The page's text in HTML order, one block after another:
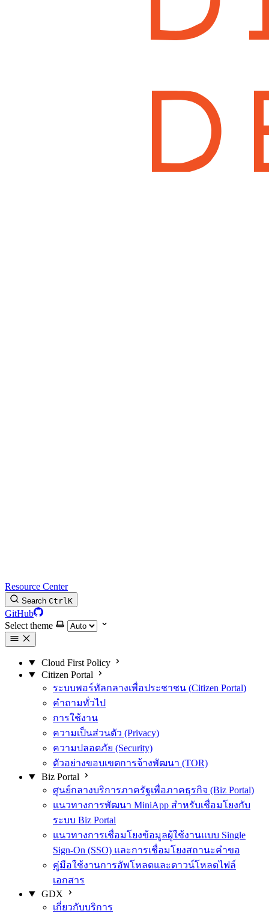
Resource Center
Search CtrlK
GitHub
Select theme
Cloud First Policy
Citizen Portal
ระบบพอร์ทัลกลางเพื่อประชาชน (Citizen Portal)
คำถามทั่วไป
การใช้งาน
ความเป็นส่วนตัว (Privacy)
ความปลอดภัย (Security)
ตัวอย่างขอบเขตการจ้างพัฒนา (TOR)
Biz Portal
ศูนย์กลางบริการภาครัฐเพื่อภาคธุรกิจ (Biz Portal)
แนวทางการพัฒนา MiniApp สำหรับเชื่อมโยงกับ
ระบบ Biz Portal
แนวทางการเชื่อมโยงข้อมูลผู้ใช้งานแบบ Single
Sign-On (SSO) และการเชื่อมโยงสถานะคำขอ
คู่มือใช้งานการอัพโหลดและดาวน์โหลดไฟล์
เอกสาร
GDX
เกี่ยวกับบริการ